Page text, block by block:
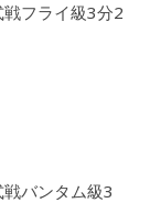
フライ級3分2
バンタム級3